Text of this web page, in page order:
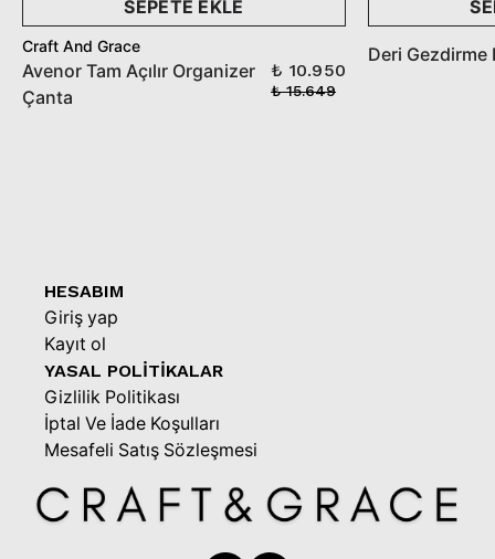
SEPETE EKLE
Craft And Grace
Avenor Tam Açılır Organizer
Çanta
₺ 10.950
₺ 15.649
Deri Gezdirme
HESABIM
Giriş yap
Kayıt ol
YASAL POLİTİKALAR
Gizlilik Politikası
İptal Ve İade Koşulları
Mesafeli Satış Sözleşmesi